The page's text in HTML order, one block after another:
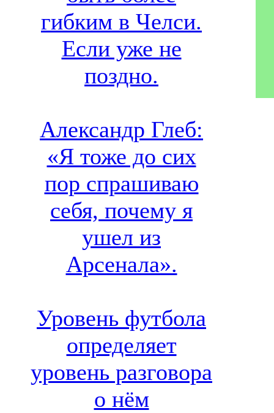
гибким в Челси.
Если уже не
поздно.
Александр Глеб:
«Я тоже до сих
пор спрашиваю
себя, почему я
ушел из
Арсенала».
Уровень футбола
определяет
уровень разговора
о нём